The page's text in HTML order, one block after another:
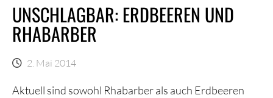
UNSCHLAGBAR: ERDBEEREN UND
RHABARBER
2. Mai 2014
Aktuell sind sowohl Rhabarber als auch Erdbeeren